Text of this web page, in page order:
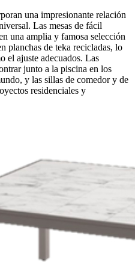
una impresionante relación
Las mesas de fácil
una amplia y famosa selección
planchas de teka recicladas, lo
el ajuste adecuados. Las
junto a la piscina en los
y las sillas de comedor y de
residenciales y